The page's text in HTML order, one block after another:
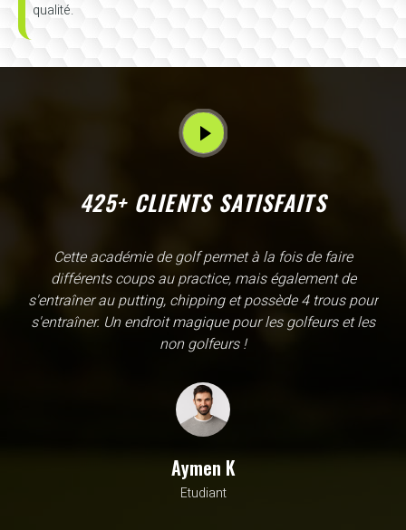
qualité.
425+ CLIENTS SATISFAITS
L'Academy de Gammarth comme son nom l'indique est
une école, en fait c'est un practice exceptionnel. il y a
évidemment un pratique classic sur tapis mais aussi
un sur herbe, des zones pour le chipping, les bumqers...
Vous y avez pensé, c'est à l'academy. Il n'y a pas assez
beauté de ce site